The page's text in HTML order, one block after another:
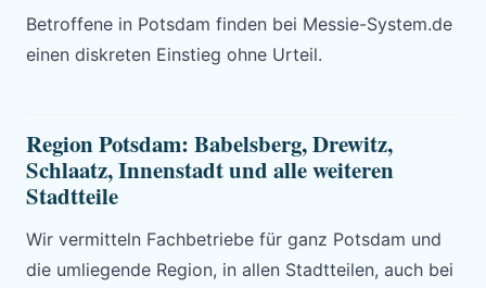
Betroffene in Potsdam finden bei Messie-System.de
einen diskreten Einstieg ohne Urteil.
Region Potsdam: Babelsberg, Drewitz,
Schlaatz, Innenstadt und alle weiteren
Stadtteile
Wir vermitteln Fachbetriebe für ganz Potsdam und
die umliegende Region, in allen Stadtteilen, auch bei